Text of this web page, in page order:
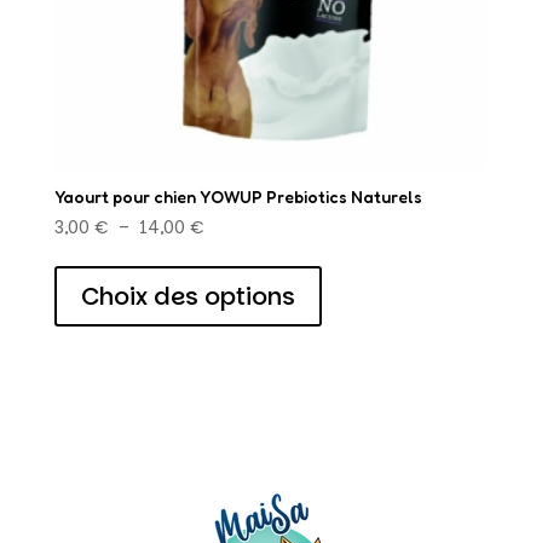
Yaourt pour chien YOWUP Prebiotics Naturels
3,00 € – 14,00 €Plage
3,00 €
Choix des options